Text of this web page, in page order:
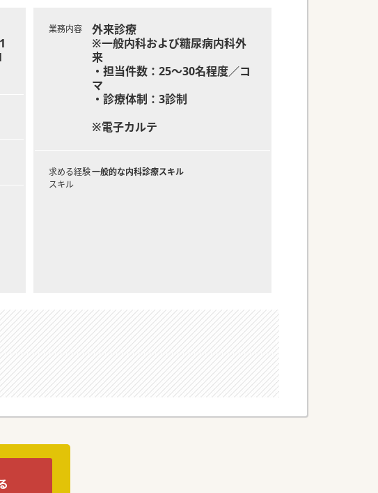
業務内容
外来診療
※一般内科および糖尿病内科外
来
・担当件数：25～30名程度／コ
マ
・診療体制：3診制
※電子カルテ
求める経験
スキル
一般的な内科診療スキル